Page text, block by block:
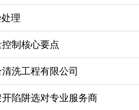
理
制核心要点
洗工程有限公司
陷阱选对专业服务商